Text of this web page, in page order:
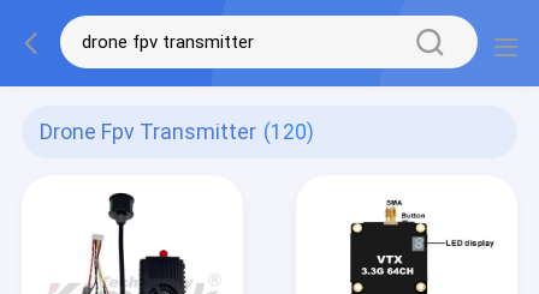
Drone Fpv Transmitter (120)